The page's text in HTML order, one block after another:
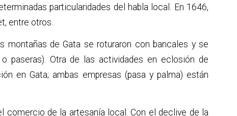
particularidades del habla local. En 1646,
entre otros.
de Gata se roturaron con bancales y se
paseras). Otra de las actividades en eclosión de
en Gata; ambas empresas (pasa y palma) están
comercio de la artesanía local. Con el declive de la